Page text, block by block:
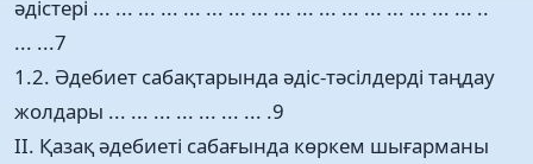
әдістері ... ... ... ... ... ... ... ... ... ... ... ... ... ... ... ... ... ..
... ...7
1.2. Әдебиет сабақтарында әдіс-тәсілдерді таңдау
жолдары ... ... ... ... ... ... ... .9
ІІ. Қазақ әдебиеті сабағында көркем шығарманы